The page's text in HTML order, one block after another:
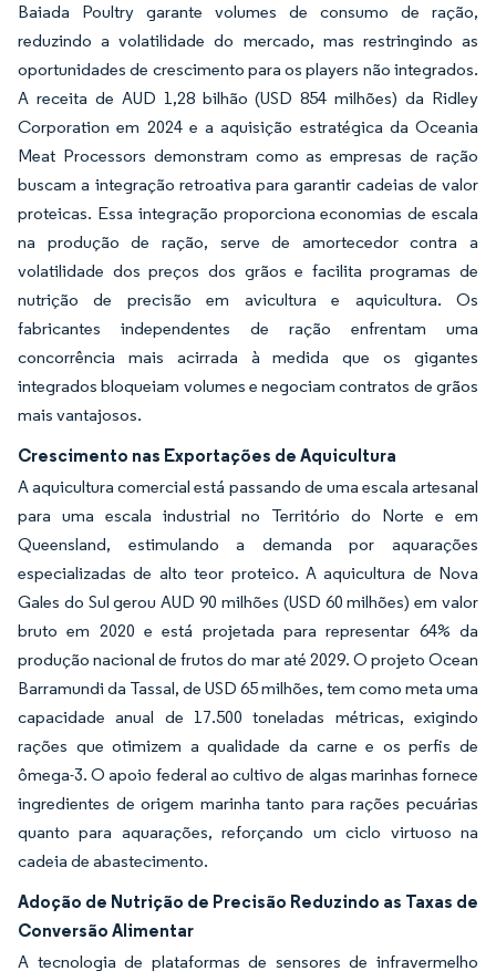
Baiada Poultry garante volumes de consumo de ração,
reduzindo a volatilidade do mercado, mas restringindo as
oportunidades de crescimento para os players não integrados.
A receita de AUD 1,28 bilhão (USD 854 milhões) da Ridley
Corporation em 2024 e a aquisição estratégica da Oceania
Meat Processors demonstram como as empresas de ração
buscam a integração retroativa para garantir cadeias de valor
proteicas. Essa integração proporciona economias de escala
na produção de ração, serve de amortecedor contra a
volatilidade dos preços dos grãos e facilita programas de
nutrição de precisão em avicultura e aquicultura. Os
fabricantes independentes de ração enfrentam uma
concorrência mais acirrada à medida que os gigantes
integrados bloqueiam volumes e negociam contratos de grãos
mais vantajosos.
Crescimento nas Exportações de Aquicultura
A aquicultura comercial está passando de uma escala artesanal
para uma escala industrial no Território do Norte e em
Queensland, estimulando a demanda por aquarações
especializadas de alto teor proteico. A aquicultura de Nova
Gales do Sul gerou AUD 90 milhões (USD 60 milhões) em valor
bruto em 2020 e está projetada para representar 64% da
produção nacional de frutos do mar até 2029. O projeto Ocean
Barramundi da Tassal, de USD 65 milhões, tem como meta uma
capacidade anual de 17.500 toneladas métricas, exigindo
rações que otimizem a qualidade da carne e os perfis de
ômega-3. O apoio federal ao cultivo de algas marinhas fornece
ingredientes de origem marinha tanto para rações pecuárias
quanto para aquarações, reforçando um ciclo virtuoso na
cadeia de abastecimento.
Adoção de Nutrição de Precisão Reduzindo as Taxas de
Conversão Alimentar
A tecnologia de plataformas de sensores de infravermelho